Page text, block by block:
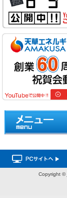
Copyright ©